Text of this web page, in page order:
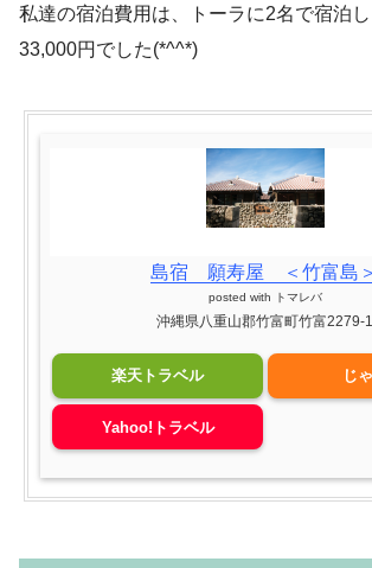
私達の宿泊費用は、トーラに2名で宿泊し
33,000円でした(*^^*)
島宿 願寿屋 ＜竹富島＞
posted with トマレバ
沖縄県八重山郡竹富町竹富2279-1
楽天トラベル じ
Yahoo!トラベル